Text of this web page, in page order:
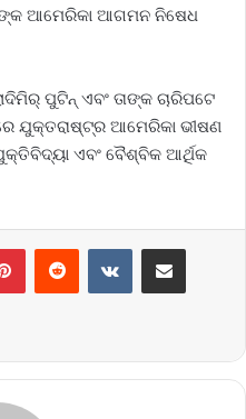
ଆମେରିକା ଆଗମନ ନିଷେଧ
ପୁଟିନ୍‌ ଏବଂ ତାଙ୍କ ଚାରିପଟେ
ଯୁକ୍ତରାଷ୍ଟ୍ର ଆମେରିକା ଭୀଷଣ
ଏବଂ ବୈଶ୍ବିକ ଆର୍ଥିକ